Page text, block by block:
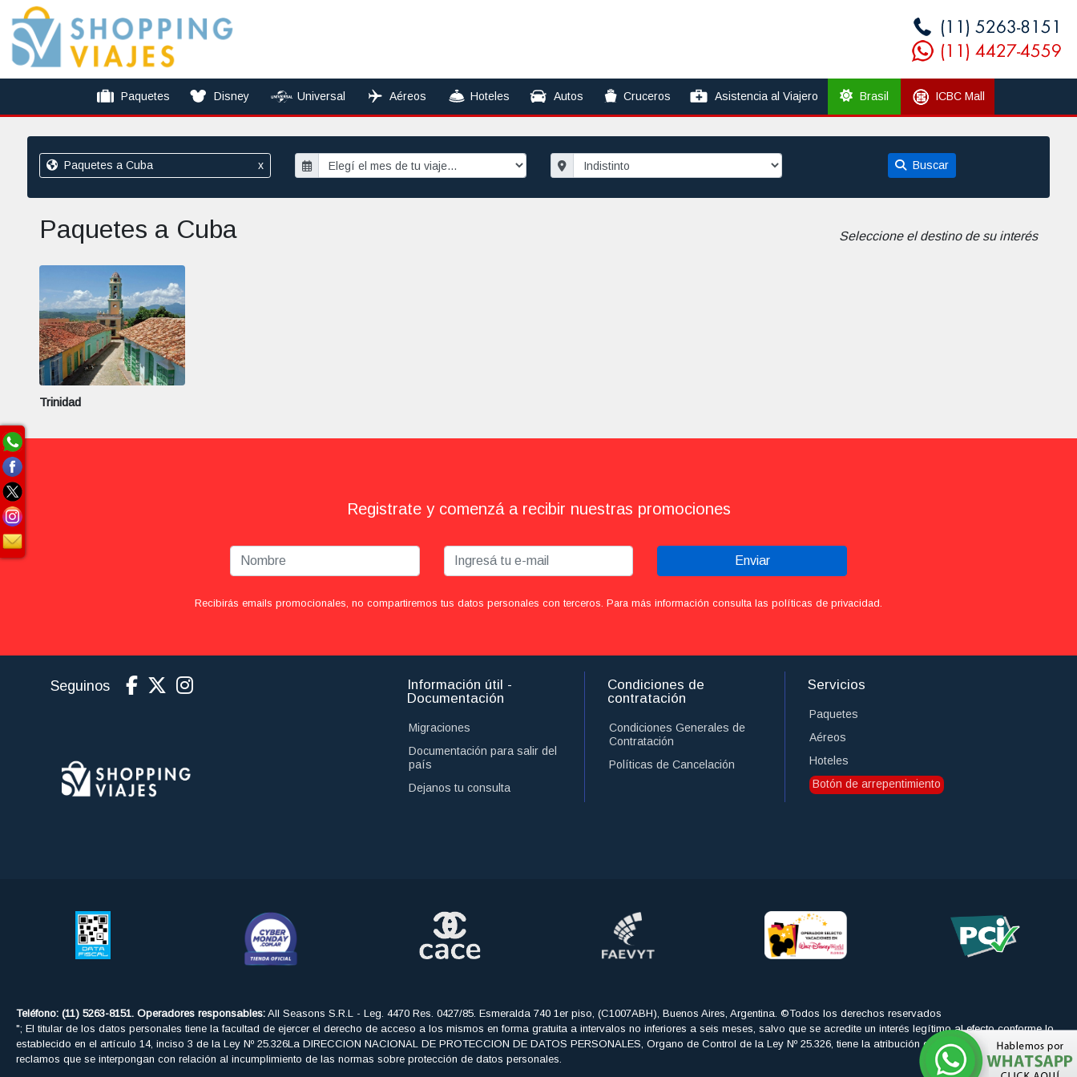
Paquetes Disney Universal Aéreos Hoteles Autos Cruceros Asistencia al Viajero Brasil ICBC Mall
Paquetes a Cuba x Buscar
Paquetes a Cuba Seleccione el destino de su interés
Trinidad
Registrate y comenzá a recibir nuestras promociones
Enviar
Recibirás emails promocionales, no compartiremos tus datos personales con terceros. Para más información consulta las políticas de privacidad.
Seguinos
Información útil -
Documentación
Migraciones
Documentación para salir del
país
Dejanos tu consulta
Condiciones de
contratación
Condiciones Generales de
Contratación
Políticas de Cancelación
Servicios
Paquetes
Aéreos
Hoteles
Botón de arrepentimiento
Teléfono: (11) 5263-8151. Operadores responsables: All Seasons S.R.L - Leg. 4470 Res. 0427/85. Esmeralda 740 1er piso, (C1007ABH), Buenos Aires, Argentina. ©Todos los derechos reservados
"; El titular de los datos personales tiene la facultad de ejercer el derecho de acceso a los mismos en forma gratuita a intervalos no inferiores a seis meses, salvo que se acredite un interés legítimo al efecto conforme lo
establecido en el artículo 14, inciso 3 de la Ley Nº 25.326La DIRECCION NACIONAL DE PROTECCION DE DATOS PERSONALES, Organo de Control de la Ley Nº 25.326, tiene la atribución de atender las denuncias y
reclamos que se interpongan con relación al incumplimiento de las normas sobre protección de datos personales.